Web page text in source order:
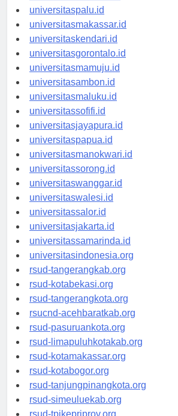
universitasmanado.id
universitaspalu.id
universitasmakassar.id
universitaskendari.id
universitasgorontalo.id
universitasmamuju.id
universitasambon.id
universitasmaluku.id
universitassofifi.id
universitasjayapura.id
universitaspapua.id
universitasmanokwari.id
universitassorong.id
universitaswanggar.id
universitaswalesi.id
universitassalor.id
universitasjakarta.id
universitassamarinda.id
universitasindonesia.org
rsud-tangerangkab.org
rsud-kotabekasi.org
rsud-tangerangkota.org
rsucnd-acehbaratkab.org
rsud-pasuruankota.org
rsud-limapuluhkotakab.org
rsud-kotamakassar.org
rsud-kotabogor.org
rsud-tanjungpinangkota.org
rsud-simeuluekab.org